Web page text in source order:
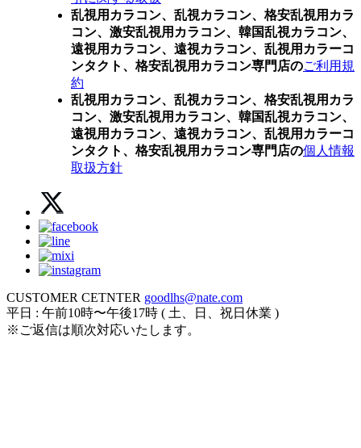
乱視用カラコン、乱視カラコン、格安乱視用カラ
コン、激安乱視用カラコン、韓国乱視カラコン、
遠視用カラコン、遠視カラコン、乱視用カラーコ
ンタクト、格安乱視用カラコン専門店のご利用規
約
乱視用カラコン、乱視カラコン、格安乱視用カラ
コン、激安乱視用カラコン、韓国乱視カラコン、
遠視用カラコン、遠視カラコン、乱視用カラーコ
ンタクト、格安乱視用カラコン専門店の個人情報
取扱方針
CUSTOMER CETNTER goodlhs@nate.com
平日 : 午前10時〜午後17時 ( 土、日、祝日休業 )
※ご返信は順次対応いたします。